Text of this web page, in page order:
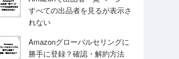
すべての出品者を見るが表示さ
れない
Amazonグローバルセリングに
勝手に登録？確認・解約方法